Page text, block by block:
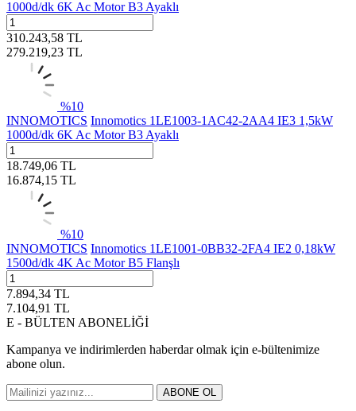
1000d/dk 6K Ac Motor B3 Ayaklı
310.243,58 TL
279.219,23 TL
%10
INNOMOTICS Innomotics 1LE1003-1AC42-2AA4 IE3 1,5kW
1000d/dk 6K Ac Motor B3 Ayaklı
18.749,06 TL
16.874,15 TL
%10
INNOMOTICS Innomotics 1LE1001-0BB32-2FA4 IE2 0,18kW
1500d/dk 4K Ac Motor B5 Flanşlı
7.894,34 TL
7.104,91 TL
E - BÜLTEN ABONELİĞİ
Kampanya ve indirimlerden haberdar olmak için e-bültenimize
abone olun.
ABONE OL